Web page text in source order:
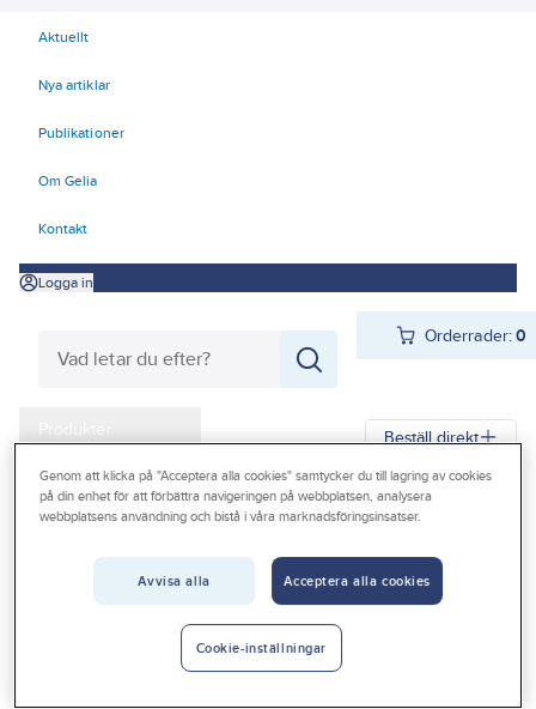
Aktuellt
Nya artiklar
Publikationer
Om Gelia
Kontakt
Logga in
Orderrader:0
Produkter
Kampanjer
Outlet
Beställ direkt
Gelia Produkter Vitvaror & Hemelektronik Stora vitvaror
Droppskydd för
diskmaskin/kyl-
Genom att klicka på "Acceptera alla cookies" samtycker du till lagring av cookies
på din enhet för att förbättra navigeringen på webbplatsen, analysera
webbplatsens användning och bistå i våra marknadsföringsinsatser.
Avvisa alla Acceptera alla cookies
Cookie-inställningar